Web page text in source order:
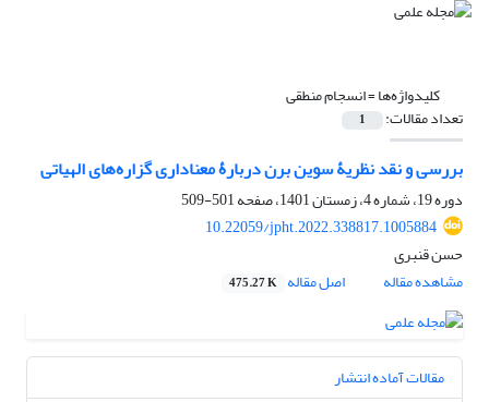
کلیدواژه‌ها =انسجام منطقی
تعداد مقالات: 1
بررسی و نقد نظریۀ سوین برن دربارۀ معناداری گزاره‌های الهیاتی
دوره 19، شماره 4، زمستان 1401، صفحه
501-509
10.22059/jpht.2022.338817.1005884
حسن قنبری
مشاهده مقاله
اصل مقاله 475.27 K
مقالات آماده انتشار